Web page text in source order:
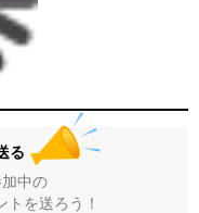
る
中の
トを送ろう！